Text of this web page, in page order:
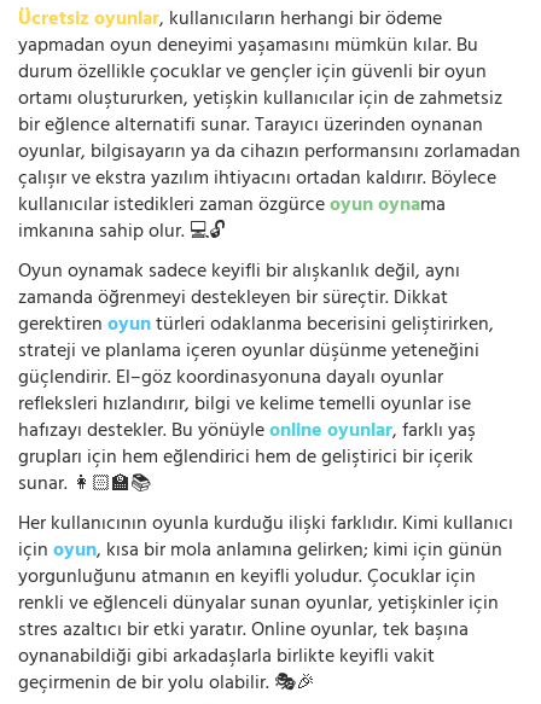
Ücretsiz oyunlar, kullanıcıların herhangi bir ödeme
yapmadan oyun deneyimi yaşamasını mümkün kılar. Bu
durum özellikle çocuklar ve gençler için güvenli bir oyun
ortamı oluştururken, yetişkin kullanıcılar için de zahmetsiz
bir eğlence alternatifi sunar. Tarayıcı üzerinden oynanan
oyunlar, bilgisayarın ya da cihazın performansını zorlamadan
çalışır ve ekstra yazılım ihtiyacını ortadan kaldırır. Böylece
kullanıcılar istedikleri zaman özgürceoyun oynama
imkanına sahip olur. 💻🔓
Oyun oynamak sadece keyifli bir alışkanlık değil, aynı
zamanda öğrenmeyi destekleyen bir süreçtir. Dikkat
gerektirenoyuntürleri odaklanma becerisini geliştirirken,
strateji ve planlama içeren oyunlar düşünme yeteneğini
güçlendirir. El–göz koordinasyonuna dayalı oyunlar
refleksleri hızlandırır, bilgi ve kelime temelli oyunlar ise
hafızayı destekler. Bu yönüyleonline oyunlar, farklı yaş
grupları için hem eğlendirici hem de geliştirici bir içerik
sunar. 👩🏻‍🏫📚
Her kullanıcının oyunla kurduğu ilişki farklıdır. Kimi kullanıcı
içinoyun, kısa bir mola anlamına gelirken; kimi için günün
yorgunluğunu atmanın en keyifli yoludur. Çocuklar için
renkli ve eğlenceli dünyalar sunan oyunlar, yetişkinler için
stres azaltıcı bir etki yaratır. Online oyunlar, tek başına
oynanabildiği gibi arkadaşlarla birlikte keyifli vakit
geçirmenin de bir yolu olabilir. 🎭🎉